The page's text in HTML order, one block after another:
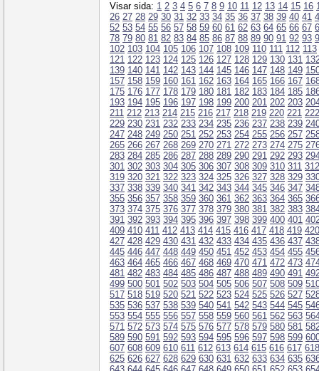
Visar sida: 1 2 3 4 5 6 7 8 9 10 11 12 13 14 15 16
26 27 28 29 30 31 32 33 34 35 36 37 38 39 40 41
52 53 54 55 56 57 58 59 60 61 62 63 64 65 66 67
78 79 80 81 82 83 84 85 86 87 88 89 90 91 92 93
102 103 104 105 106 107 108 109 110 111 112 113
121 122 123 124 125 126 127 128 129 130 131
139 140 141 142 143 144 145 146 147 148 149
157 158 159 160 161 162 163 164 165 166 167
175 176 177 178 179 180 181 182 183 184 185
193 194 195 196 197 198 199 200 201 202 203
211 212 213 214 215 216 217 218 219 220 221 222
229 230 231 232 233 234 235 236 237 238 239
247 248 249 250 251 252 253 254 255 256 257
265 266 267 268 269 270 271 272 273 274 275
283 284 285 286 287 288 289 290 291 292 293
301 302 303 304 305 306 307 308 309 310 311 312
319 320 321 322 323 324 325 326 327 328 329
337 338 339 340 341 342 343 344 345 346 347
355 356 357 358 359 360 361 362 363 364 365
373 374 375 376 377 378 379 380 381 382 383
391 392 393 394 395 396 397 398 399 400 401
409 410 411 412 413 414 415 416 417 418 419 420
427 428 429 430 431 432 433 434 435 436 437
445 446 447 448 449 450 451 452 453 454 455
463 464 465 466 467 468 469 470 471 472 473
481 482 483 484 485 486 487 488 489 490 491
499 500 501 502 503 504 505 506 507 508 509
517 518 519 520 521 522 523 524 525 526 527
535 536 537 538 539 540 541 542 543 544 545
553 554 555 556 557 558 559 560 561 562 563
571 572 573 574 575 576 577 578 579 580 581
589 590 591 592 593 594 595 596 597 598 599
607 608 609 610 611 612 613 614 615 616 617 618
625 626 627 628 629 630 631 632 633 634 635